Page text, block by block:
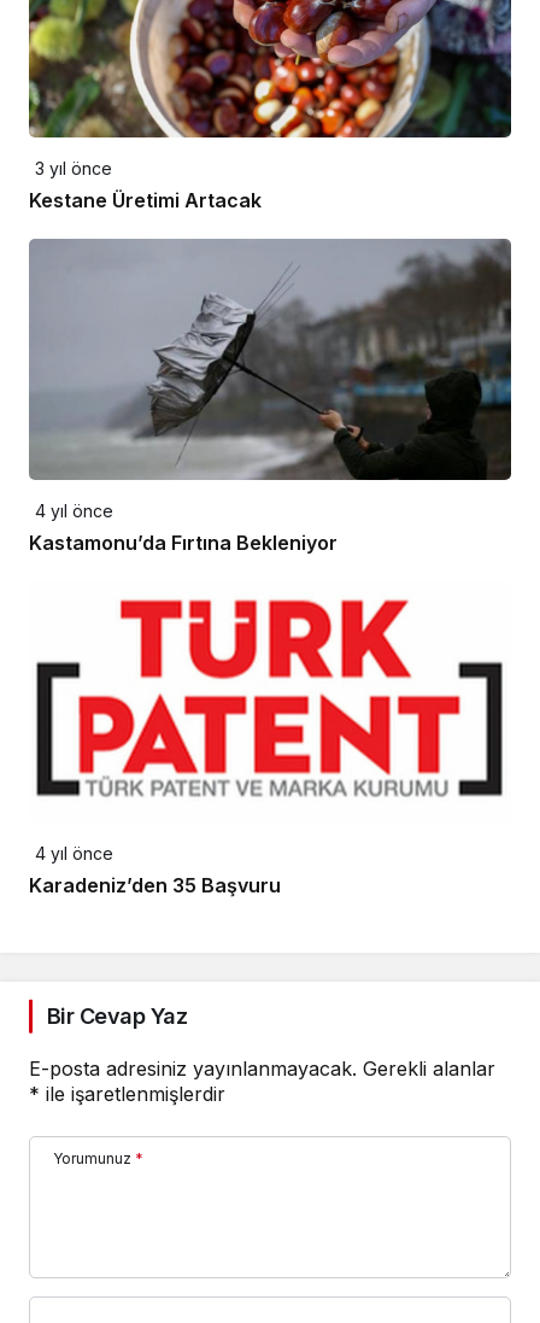
3 yıl önce
Kestane Üretimi Artacak
4 yıl önce
Kastamonu’da Fırtına Bekleniyor
4 yıl önce
Karadeniz’den 35 Başvuru
Bir Cevap Yaz
E-posta adresiniz yayınlanmayacak. Gerekli alanlar
* ile işaretlenmişlerdir
Yorumunuz *